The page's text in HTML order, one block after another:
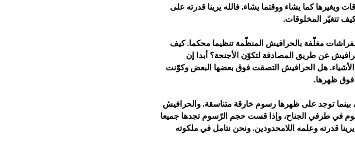
ويغيرها كما يشاء ووقتما يشاء. فالله يرينا قدرته على
تتغيّر المخلوقات.
مغلّفة بالحرافيش المنظّمة تنظيما محكما. كيف
عن طريق المصادفة لتكوّن الأجنحة؟ أبدا إن
هل الحرافيش التصقت فوق بعضها البعض وكوّنت
فوق ظهرها.
توجد على ظهرها رسوم خارقة متناسقة. والحرافيش
في طرفي الجناح، وإذا قست حجم الرّسوم تجدها جميعا
قدرته وعلمه اللامحدودين. ونحن نتامل في ملكوته